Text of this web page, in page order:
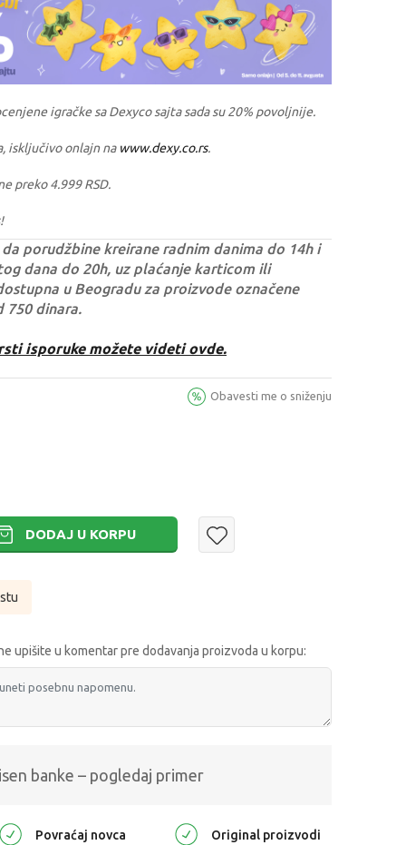
igračke sa Dexyco sajta sada su 20% povoljnije.
isključivo onlajn na www.dexy.co.rs.
preko 4.999 RSD.
porudžbine kreirane radnim danima do 14h i
dana do 20h, uz plaćanje karticom ili
u Beogradu za proizvode označene
750 dinara.
isporuke možete videti ovde.
Obavesti me o sniženju
DODAJ U KORPU
upišite u komentar pre dodavanja proizvoda u korpu:
banke – pogledaj primer
Povraćaj novca Original proizvodi